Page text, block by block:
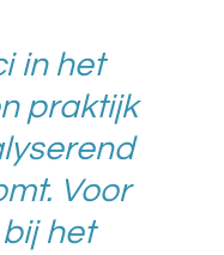
in het
praktijk
Voor
het